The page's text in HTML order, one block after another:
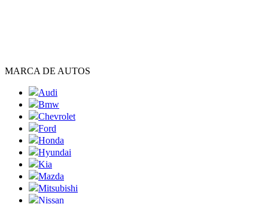
MARCA DE AUTOS
Audi
Bmw
Chevrolet
Ford
Honda
Hyundai
Kia
Mazda
Mitsubishi
Nissan